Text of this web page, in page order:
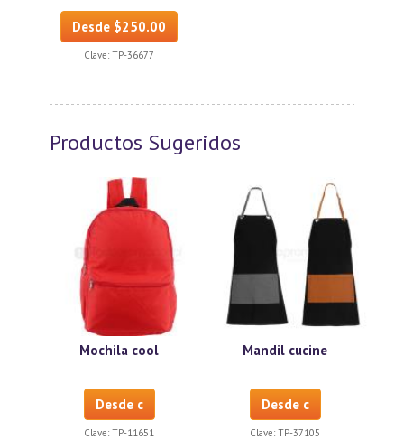
Desde $250.00
Clave: TP-36677
Productos Sugeridos
Mochila cool
Desde c
Clave: TP-11651
Mandil cucine
Desde c
Clave: TP-37105